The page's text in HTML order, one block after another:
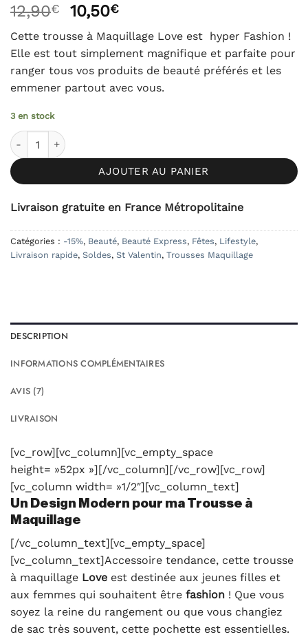
5 basé sur
notations
client
12,90€
Le
prix
initial
était :
12,90€.
10,50€Le
prix
actuel
est :
10,50€.
Cette trousse à Maquillage Love est hyper Fashion !
Elle est tout simplement magnifique et parfaite pour
ranger tous vos produits de beauté préférés et les
emmener partout avec vous.
3 en stock
quantité de Pochette Maquillage Love
AJOUTER AU PANIER
Livraison gratuite en France Métropolitaine
Catégories : -15%, Beauté, Beauté Express, Fêtes, Lifestyle,
Livraison rapide, Soldes, St Valentin, Trousses Maquillage
DESCRIPTION
INFORMATIONS COMPLÉMENTAIRES
AVIS (7)
LIVRAISON
[vc_row][vc_column][vc_empty_space
height= »52px »][/vc_column][/vc_row][vc_row]
[vc_column width= »1/2″][vc_column_text]
Un Design Modern pour ma Trousse à
Maquillage
[/vc_column_text][vc_empty_space]
[vc_column_text]Accessoire tendance, cette trousse
à maquillage Love est destinée aux jeunes filles et
aux femmes qui souhaitent être fashion ! Que vous
soyez la reine du rangement ou que vous changiez
de sac très souvent, cette pochette est essentielles.